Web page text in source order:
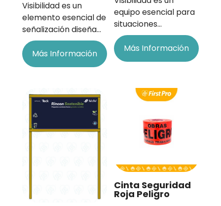
Visibilidad es un
elemento esencial de
señalización diseña…
Más Información
equipo esencial para
situaciones…
Más Información
Cinta Seguridad
Roja Peligro